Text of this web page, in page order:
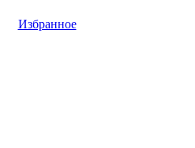
Избранное